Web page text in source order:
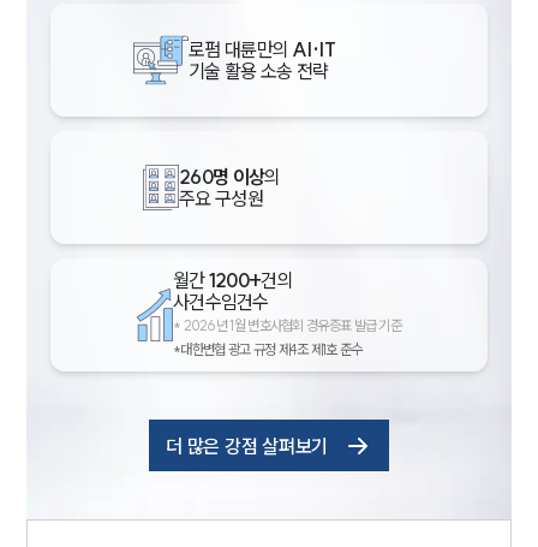
로펌 대륜만의 AI·IT
기술 활용 소송 전략
260명 이상의
주요 구성원
월간1200+건의
사건수임건수
* 2026년 1월 변호사협회 경유증표 발급 기준
*대한변협 광고 규정 제4조 제1호 준수
더 많은 강점 살펴보기